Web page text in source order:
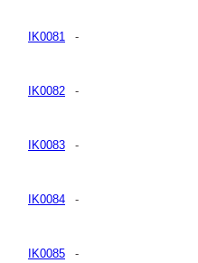
IK0081 -
IK0082 -
IK0083 -
IK0084 -
IK0085 -